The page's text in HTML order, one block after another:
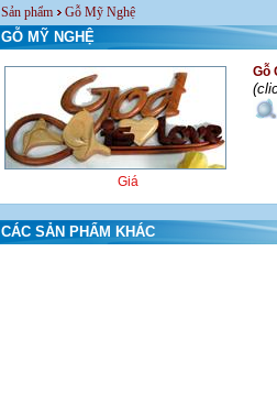
Sản phẩm Gỗ Mỹ Nghệ
GỖ MỸ NGHỆ
Giá
Gỗ
CÁC SẢN PHẨM KHÁC